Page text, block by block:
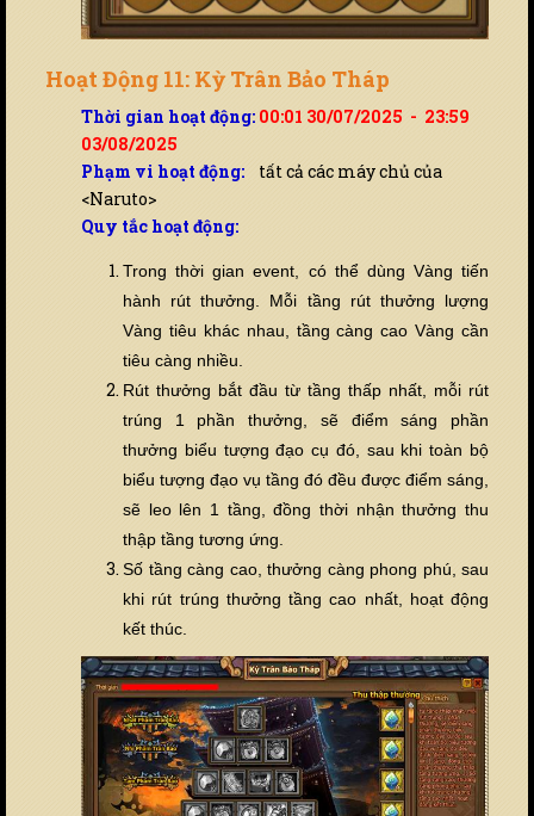
Hoạt Động 11: Kỳ Trân Bảo Tháp
Thời gian hoạt động: 00:01 30/07/2025 - 23:59
03/08/2025
Phạm vi hoạt động: tất cả các máy chủ của
<Naruto>
Quy tắc hoạt động:
Trong thời gian event, có thể dùng Vàng tiến
hành rút thưởng. Mỗi tầng rút thưởng lượng
Vàng tiêu khác nhau, tầng càng cao Vàng cần
tiêu càng nhiều.
Rút thưởng bắt đầu từ tầng thấp nhất, mỗi rút
trúng 1 phần thưởng, sẽ điểm sáng phần
thưởng biểu tượng đạo cụ đó, sau khi toàn bộ
biểu tượng đạo vụ tầng đó đều được điểm sáng,
sẽ leo lên 1 tầng, đồng thời nhận thưởng thu
thập tầng tương ứng.
Số tầng càng cao, thưởng càng phong phú, sau
khi rút trúng thưởng tầng cao nhất, hoạt động
kết thúc.